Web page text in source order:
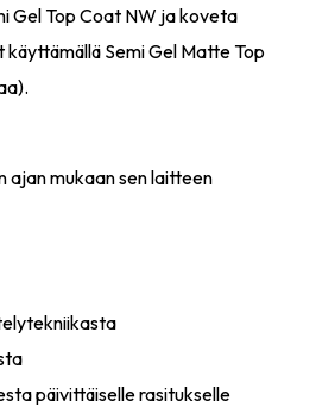
Gel Top Coat NW ja koveta
Semi Gel Matte Top
ajan mukaan sen laitteen
päivittäiselle rasitukselle